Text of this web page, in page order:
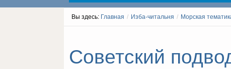
Вы здесь: Главная / Изба-читальня / Морская
Советский